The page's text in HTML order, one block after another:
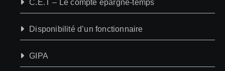
C.E.T – Le compte épargne-temps
Disponibilité d’un fonctionnaire
GIPA